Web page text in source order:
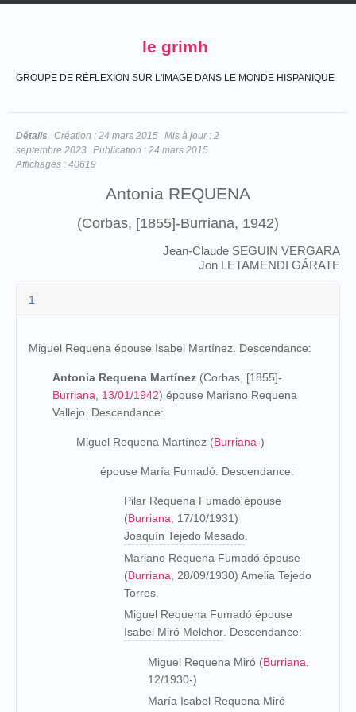
le grimh
GROUPE DE RÉFLEXION SUR L'IMAGE DANS LE MONDE HISPANIQUE
Détails Création : 24 mars 2015 Mis à jour : 2
septembre 2023 Publication : 24 mars 2015
Affichages : 40619
Antonia REQUENA
(Corbas, [1855]-Burriana, 1942)
Jean-Claude SEGUIN VERGARA
Jon LETAMENDI GÁRATE
1
Miguel Requena épouse Isabel Martínez. Descendance:
Antonia Requena Martínez (Corbas, [1855]-
Burriana
13/01/1942) épouse Mariano Requena
Vallejo. Descendance:
Miguel Requena Martínez (Burriana-)
épouse María Fumadó. Descendance:
Pilar Requena Fumadó épouse
(Burriana , 17/10/1931)
Joaquín Tejedo Mesado
Mariano Requena Fumadó épouse
(Burriana , 28/09/1930) Amelia Tejedo
Torres.
Miguel Requena Fumadó épouse
Isabel Miró Melchor . Descendance:
Miguel Requena Miró (Burriana
12/1930-)
María Isabel Requena Miró